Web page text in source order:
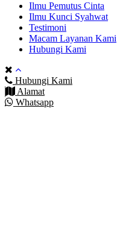
Ilmu Pemutus Cinta
Ilmu Kunci Syahwat
Testimoni
Macam Layanan Kami
Hubungi Kami
Hubungi Kami
Alamat
Whatsapp